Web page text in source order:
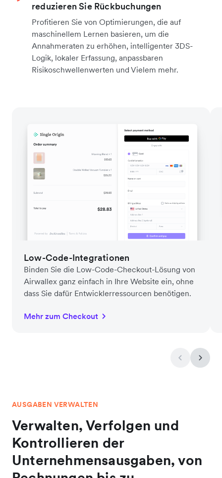
reduzieren Sie Rückbuchungen
Profitieren Sie von Optimierungen, die auf
maschinellem Lernen basieren, um die
Annahmeraten zu erhöhen, intelligenter 3DS-
Logik, lokaler Erfassung, anpassbaren
Risikoschwellenwerten und Vielem mehr.
Low-Code-Integrationen
Binden Sie die Low-Code-Checkout-Lösung von
Airwallex ganz einfach in Ihre Website ein, ohne
dass Sie dafür Entwicklerressourcen benötigen.
Mehr zum Checkout
AUSGABEN VERWALTEN
Verwalten, Verfolgen und
Kontrollieren der
Unternehmensausgaben, von